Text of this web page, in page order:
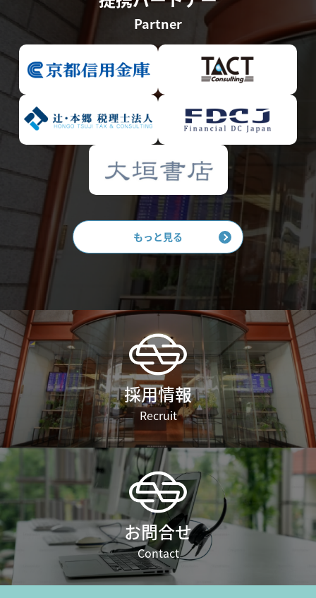
Partner
もっと見る
採用情報
Recruit
お問合せ
Contact